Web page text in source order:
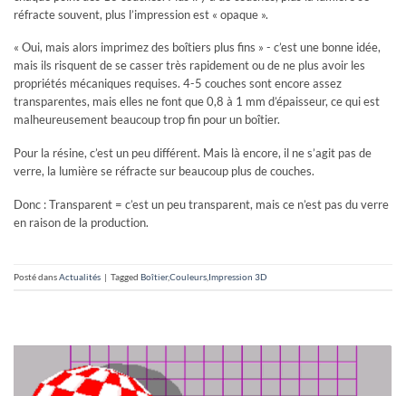
réfracte souvent, plus l’impression est « opaque ».
« Oui, mais alors imprimez des boîtiers plus fins » - c’est une bonne idée,
mais ils risquent de se casser très rapidement ou de ne plus avoir les
propriétés mécaniques requises. 4-5 couches sont encore assez
transparentes, mais elles ne font que 0,8 à 1 mm d’épaisseur, ce qui est
malheureusement beaucoup trop fin pour un boîtier.
Pour la résine, c’est un peu différent. Mais là encore, il ne s’agit pas de
verre, la lumière se réfracte sur beaucoup plus de couches.
Donc : Transparent = c’est un peu transparent, mais ce n’est pas du verre
en raison de la production.
Posté dansActualités | Tagged Boîtier,Couleurs Impression 3D